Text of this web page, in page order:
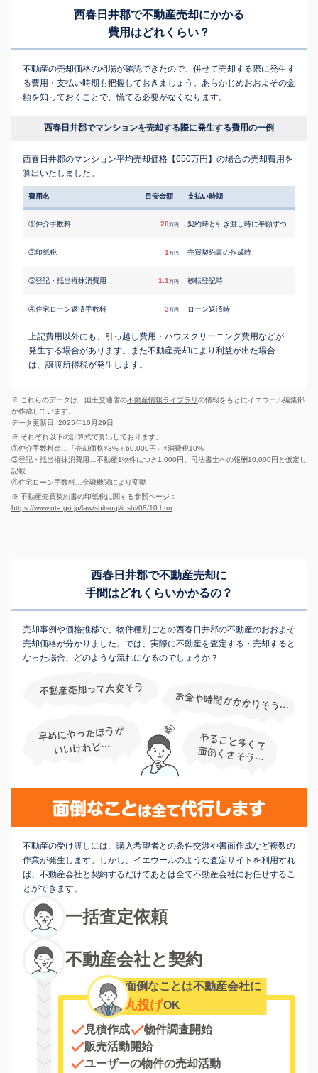
西春日井郡で不動産売却にかかる
費用はどれくらい？
不動産の売却価格の相場が確認できたので、併せて売却する際に発生す
る費用・支払い時期も把握しておきましょう。あらかじめおおよその金
額を知っておくことで、慌てる必要がなくなります。
西春日井郡でマンションを売却する際に発生する費用の一例
西春日井郡のマンション平均売却価格【650万円】の場合の売却費用を
算出いたしました。
費用名 目安金額 支払い時期
①仲介手数料 28万円 契約時と引き渡し時に半額ずつ
②印紙税 1 万円 売買契約書の作成時
③登記・抵当権抹消費用 1.1 万円 移転登記時
④住宅ローン返済手数料 3万円 ローン返済時
上記費用以外にも、引っ越し費用・ハウスクリーニング費用などが
発生する場合があります。また不動産売却により利益が出た場合
は、譲渡所得税が発生します。
※ これらのデータは、国土交通省の不動産情報ライブラリの情報をもとにイエウール編集部
が作成しています。
データ更新日: 2025年10月29日
※ それぞれ以下の計算式で算出しております。
①仲介手数料金…「売却価格×3%＋60,000円」×消費税10%
③登記・抵当権抹消費用…不動産1物件につき1,000円、司法書士への報酬10,000円と仮定し
記載
④住宅ローン手数料…金融機関により変動
※ 不動産売買契約書の印紙税に関する参照ページ：
https://www.nta.go.jp/law/shitsugi/inshi/08/10.htm
西春日井郡で不動産売却に
手間はどれくらいかかるの？
売却事例や価格推移で、物件種別ごとの西春日井郡の不動産のおおよそ
売却価格が分かりました。では、実際に不動産を査定する・売却すると
なった場合、どのような流れになるのでしょうか？
不動産の受け渡しには、購入希望者との条件交渉や書面作成など複数の
作業が発生します。しかし、イエウールのような査定サイトを利用すれ
ば、不動産会社と契約するだけであとは全て不動産会社にお任せするこ
とができます。
一括査定依頼
不動産会社と契約
面倒なことは不動産会社に
丸投げOK
見積作成
物件調査開始
販売活動開始
ユーザーの物件の売却活動